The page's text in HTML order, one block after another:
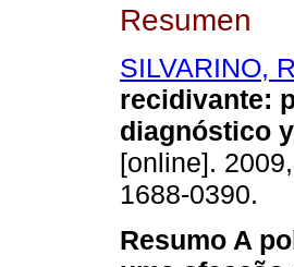
Resumen
SILVARINO,
recidivante:
diagnóstico
[online].
1688-0390.
Resumo A